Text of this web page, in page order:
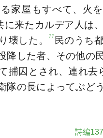
家屋もすべて、火
に来たカルデア人は
壊した。11 民のうち
降した者、その他の
捕囚とされ、連れ去
隊の長によってぶど
詩編